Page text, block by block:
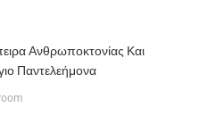
Ανθρωποκτονίας Και
Παντελεήμονα